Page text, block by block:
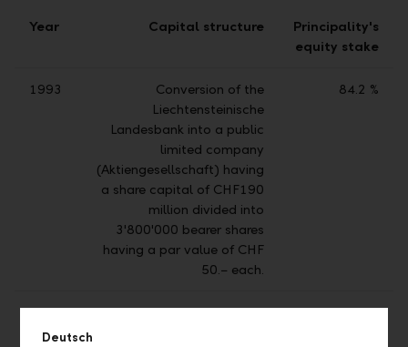
Year Capital structure
Principality's
equity stake
1993
Conversion of the
Liechtensteinische
Landesbank into a public
limited company
(Aktiengesellschaft) having
a share capital of CHF190
million divided into
3'800'000 bearer shares
having a par value of CHF
50.− each.
84.2 %
1998
Placing of 300'000 bearer
76.3 %
Deutsch